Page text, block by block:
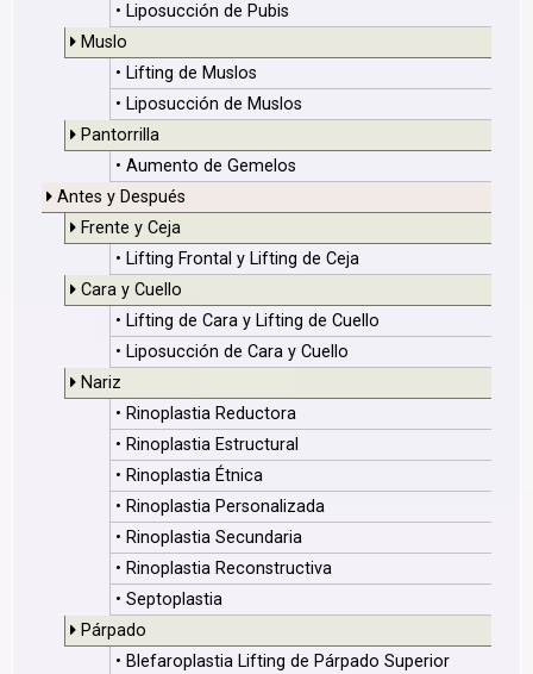
• Liposucción de Pubis
Muslo
• Lifting de Muslos
• Liposucción de Muslos
Pantorrilla
• Aumento de Gemelos
Antes y Después
Frente y Ceja
• Lifting Frontal y Lifting de Ceja
Cara y Cuello
• Lifting de Cara y Lifting de Cuello
• Liposucción de Cara y Cuello
Nariz
• Rinoplastia Reductora
• Rinoplastia Estructural
• Rinoplastia Étnica
• Rinoplastia Personalizada
• Rinoplastia Secundaria
• Rinoplastia Reconstructiva
• Septoplastia
Párpado
• Blefaroplastia Lifting de Párpado Superior